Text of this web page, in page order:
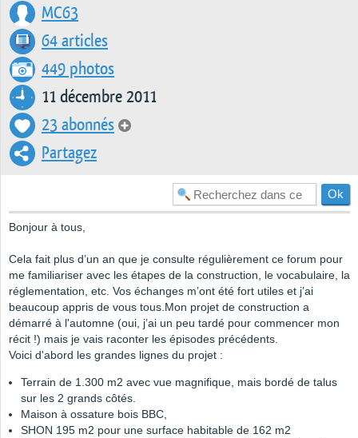
MC63
64 articles
449 photos
11 décembre 2011
23 abonnés
Partagez
Bonjour à tous,
Cela fait plus d’un an que je consulte régulièrement ce forum pour
me familiariser avec les étapes de la construction, le vocabulaire, la
réglementation, etc. Vos échanges m’ont été fort utiles et j’ai
beaucoup appris de vous tous.Mon projet de construction a
démarré à l'automne (oui, j’ai un peu tardé pour commencer mon
récit !) mais je vais raconter les épisodes précédents.
Voici d'abord les grandes lignes du projet :
Terrain de 1.300 m2 avec vue magnifique, mais bordé de talus
sur les 2 grands côtés.
Maison à ossature bois BBC,
SHON 195 m2 pour une surface habitable de 162 m2